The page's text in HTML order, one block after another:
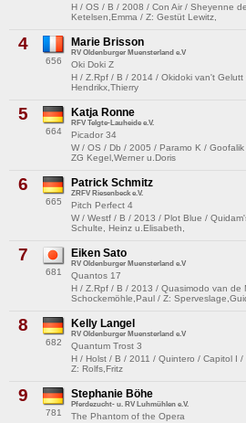
H / OS / B / 2008 / Con Air / Sheyenne
Ketelsen,Emma / Z: Gestüt Lewitz,
4
656
Marie Brisson
RV Oldenburger Muensterland e.V
Oki Doki Z
H / Z.Rpf / B / 2014 / Okidoki van't
Hendrikx,Thierry
5
664
Katja Ronne
RFV Telgte-Lauheide e.V.
Picador 34
W / OS / Db / 2005 / Paramo K /
ZG Kegel,Werner u.Doris
6
665
Patrick Schmitz
ZRFV Riesenbeck e.V.
Pitch Perfect 4
W / Westf / B / 2013 / Plot Blue /
Schulte, Heinz u.Elisabeth,
7
681
Eiken Sato
RV Oldenburger Muensterland e.V
Quantos 17
H / Z.Rpf / B / 2013 / Quasimodo van de
Schockemöhle,Paul / Z:
8
682
Kelly Langel
RV Oldenburger Muensterland e.V
Quantum Trost 3
H / Holst / B / 2011 / Quintero / Capitol I
Z: Rolfs,Fritz
9
781
Stephanie Böhe
Pferdezucht- u. RV Luhmühlen e.V.
The Phantom of the Opera